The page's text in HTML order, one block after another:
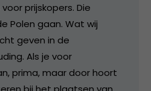
prijskopers. Die
Polen gaan. Wat wij
geven in de
Als je voor
prima, maar door hoort